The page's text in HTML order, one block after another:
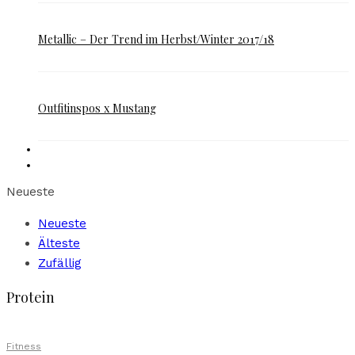
Metallic – Der Trend im Herbst/Winter 2017/18
Outfitinspos x Mustang
Neueste
Neueste
Älteste
Zufällig
Protein
Fitness